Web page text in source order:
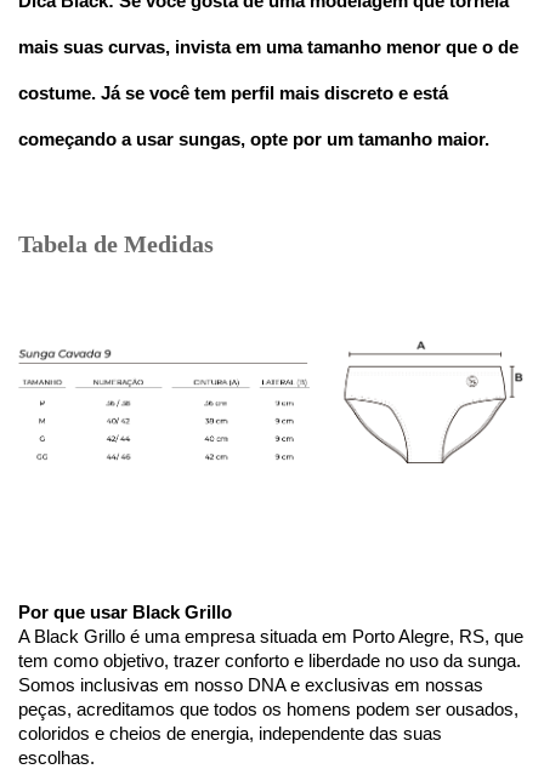
mais suas curvas, invista em uma tamanho menor que o de
costume. Já se você tem perfil mais discreto e está
começando a usar sungas, opte por um tamanho maior.
Tabela de Medidas
Por que usar Black Grillo
A Black Grillo é uma empresa situada em Porto Alegre, RS, que
tem como objetivo, trazer conforto e liberdade no uso da sunga.
Somos inclusivas em nosso DNA e exclusivas em nossas
peças, acreditamos que todos os homens podem ser ousados,
coloridos e cheios de energia, independente das suas
escolhas.